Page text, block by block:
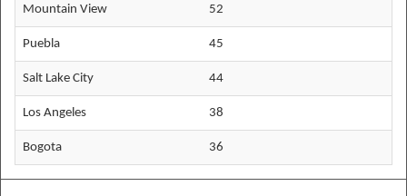
Mountain View 52
Puebla 45
Salt Lake City 44
Los Angeles 38
Bogota 36